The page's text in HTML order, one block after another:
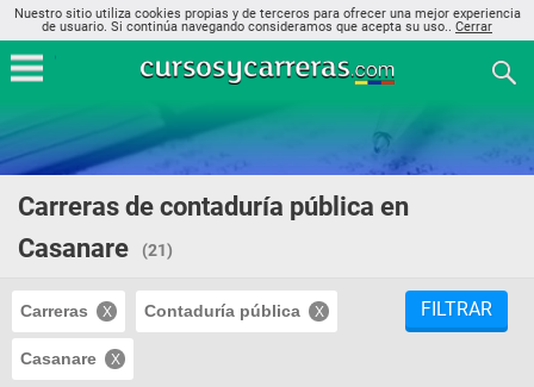
Nuestro sitio utiliza cookies propias y de terceros para ofrecer una mejor experiencia
de usuario. Si continúa navegando consideramos que acepta su uso.. Cerrar
Carreras de contaduría pública en
Casanare
(21)
Carreras Contaduría pública
Casanare
FILTRAR